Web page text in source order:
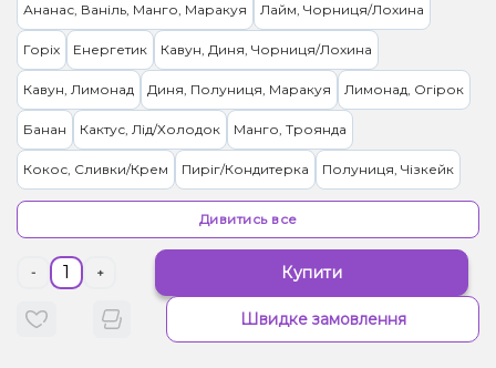
Ананас, Ваніль, Манго, Маракуя Лайм, Чорниця/Лохина
Горіх Енергетик Кавун, Диня, Чорниця/Лохина
Кавун, Лимонад Диня, Полуниця, Маракуя Лимонад, Огірок
Банан Кактус, Лід/Холодок Манго, Троянда
Кокос, Сливки/Крем Пиріг/Кондитерка Полуниця, Чізкейк
Жуйка (фруктова), Мультифрукт Вишня/Черешня, Чай
Лайм, Лід/Холодок
Диня, Полуниця, М'ята Малина, Персик
Дивитись все
- + Купити
Швидке замовлення